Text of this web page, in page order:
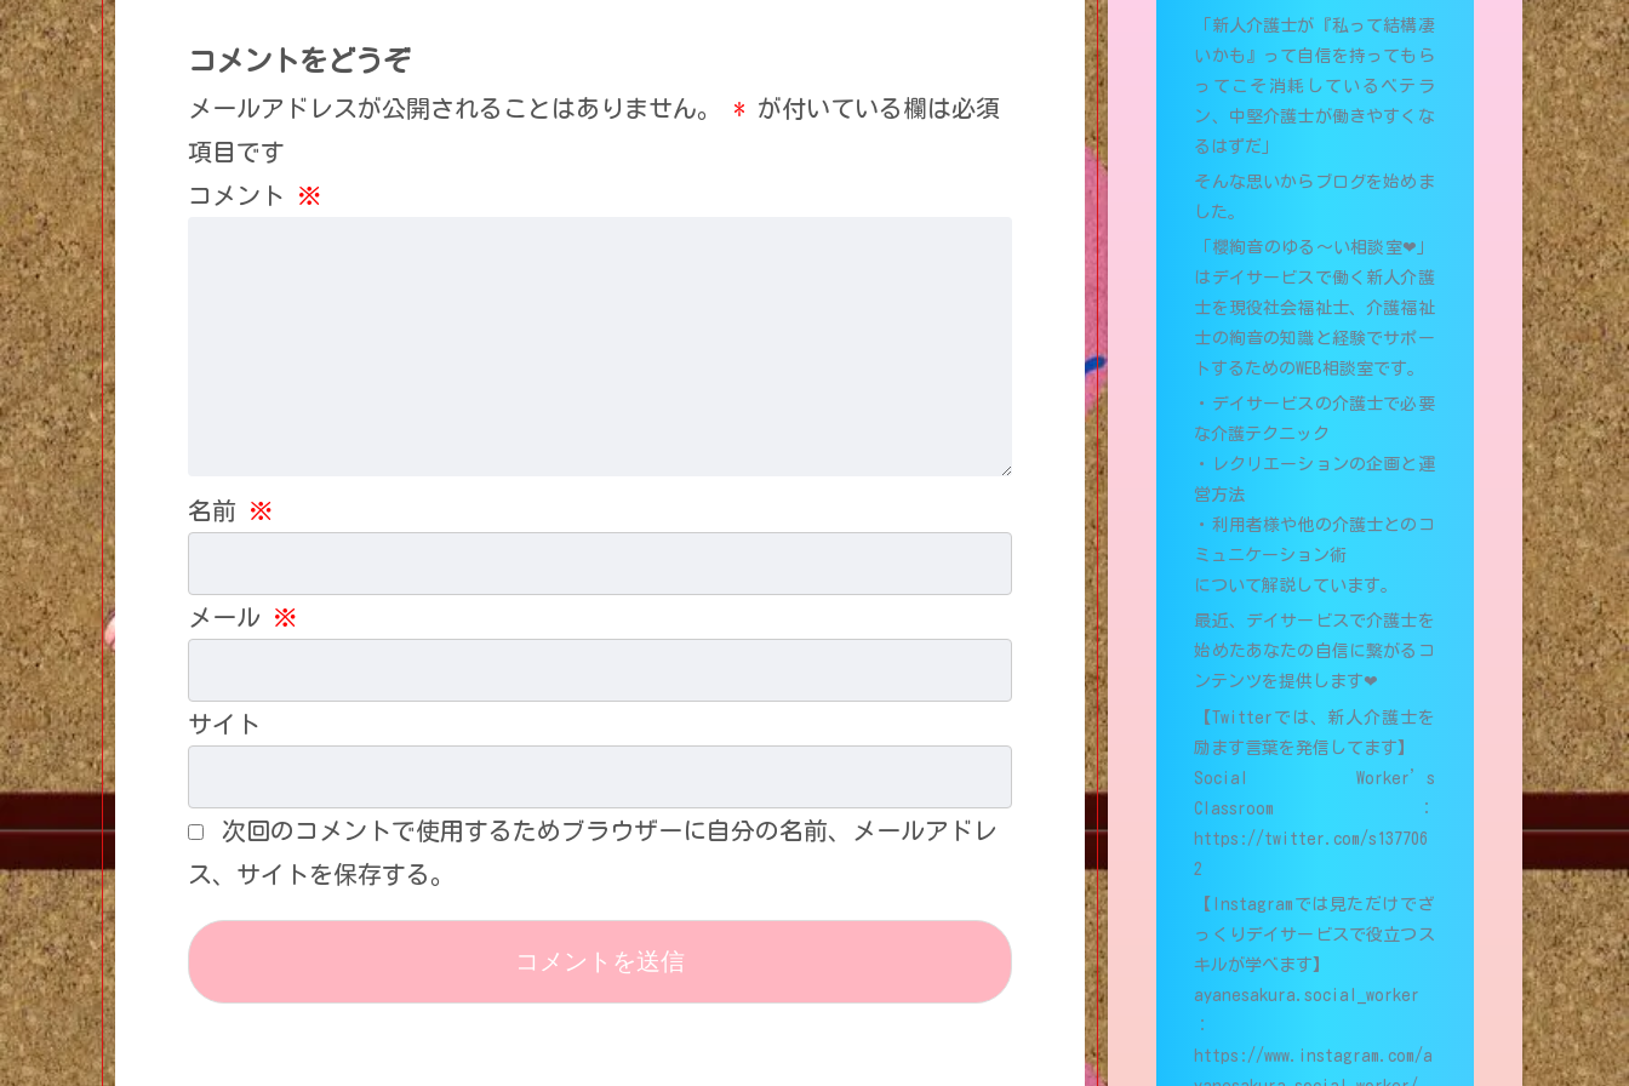
コメントをどうぞ
メールアドレスが公開されることはありません。 * が付いている欄は必須
項目です
コメント
※
名前 ※
メール ※
サイト
次回のコメントで使用するためブラウザーに自分の名前、メールアドレ
ス、サイトを保存する。
「新人介護士が『私って結構凄
いかも』って自信を持ってもら
ってこそ消耗しているベテラ
ン、中堅介護士が働きやすくな
るはずだ」
そんな思いからブログを始めま
した。
「櫻絢音のゆる〜い相談室❤︎」
はデイサービスで働く新人介護
士を現役社会福祉士、介護福祉
士の絢音の知識と経験でサポー
トするためのWEB相談室です。
・デイサービスの介護士で必要
な介護テクニック
・レクリエーションの企画と運
営方法
・利用者様や他の介護士とのコ
ミュニケーション術
について解説しています。
最近、デイサービスで介護士を
始めたあなたの自信に繋がるコ
ンテンツを提供します❤︎
【Twitterでは、新人介護士を
励ます言葉を発信してます】
Social Worker’s
Classroom：
https://twitter.com/s137706
2
【Instagramでは見ただけでざ
っくりデイサービスで役立つス
キルが学べます】
ayanesakura.social_worker
：
https://www.instagram.com/a